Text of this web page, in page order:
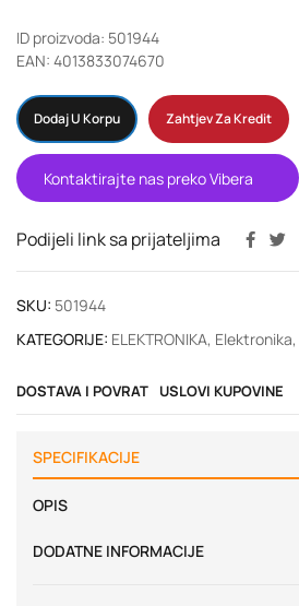
ID proizvoda: 501944
EAN: 4013833074670
Dodaj U Korpu Zahtjev Za Kredit
Kontaktirajte nas preko Vibera
Podijeli link sa prijateljima
SKU: 501944
KATEGORIJE: ELEKTRONIKA, Elektronika,
DOSTAVA I POVRAT USLOVI KUPOVINE
SPECIFIKACIJE
OPIS
DODATNE INFORMACIJE